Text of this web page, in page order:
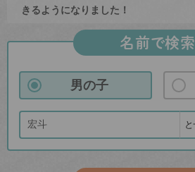
きるようになりました！
名前で検索
男の子